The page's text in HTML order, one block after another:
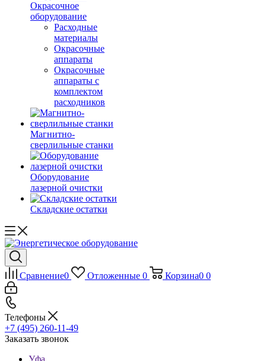
Окрасочное
оборудование
Расходные
материалы
Окрасочные
аппараты
Окрасочные
аппараты с
комплектом
расходников
Магнитно-
сверлильные станки
Оборудование
лазерной очистки
Складские остатки
Сравнение0 Отложенные 0 Корзина0 0
Телефоны
+7 (495) 260-11-49
Заказать звонок
Уфа